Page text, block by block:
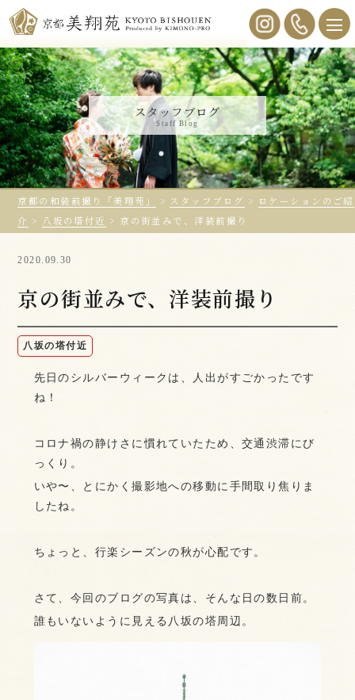
スタッフブログ
Staff Blog
京都の和装前撮り「美翔苑」 > スタッフブログ > ロケーションのご紹
介 > 八坂の塔付近 > 京の街並みで、洋装前撮り
2020.09.30
京の街並みで、洋装前撮り
八坂の塔付近
先日のシルバーウィークは、人出がすごかったです
ね！
コロナ禍の静けさに慣れていたため、交通渋滞にび
っくり。
いや〜、とにかく撮影地への移動に手間取り焦りま
したね。
ちょっと、行楽シーズンの秋が心配です。
さて、今回のブログの写真は、そんな日の数日前。
誰もいないように見える八坂の塔周辺。